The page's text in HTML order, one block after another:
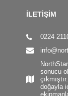
İLETİŞİM
0224
sonucu
doğayla